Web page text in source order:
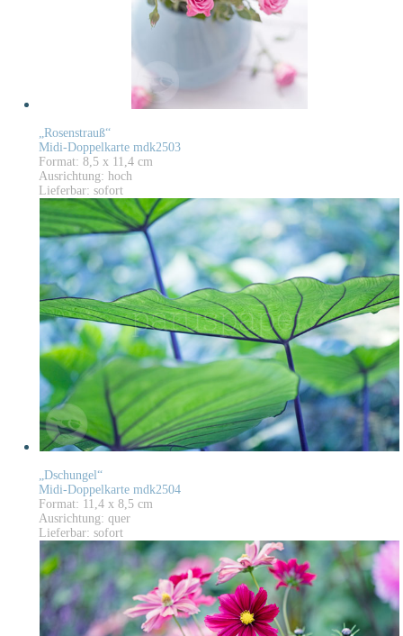
„Rosenstrauß“
Midi-Doppelkarte mdk2503
Format: 8,5 x 11,4 cm
Ausrichtung: hoch
Lieferbar: sofort
„Dschungel“
Midi-Doppelkarte mdk2504
Format: 11,4 x 8,5 cm
Ausrichtung: quer
Lieferbar: sofort